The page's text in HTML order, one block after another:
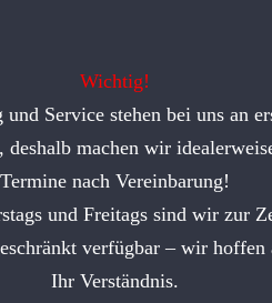
Wichtig!
und Service stehen bei uns an
deshalb machen wir
Termine nach Vereinbarung!
und Freitags sind wir zur
verfügbar – wir hoffen
Ihr Verständnis.